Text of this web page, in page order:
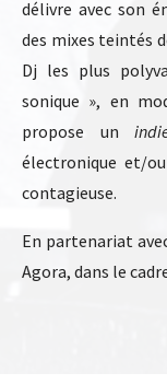
délivre avec son
des mixes teintés
Dj les plus
sonique », en
propose un
électronique et/
contagieuse.
En partenariat
Agora, dans le